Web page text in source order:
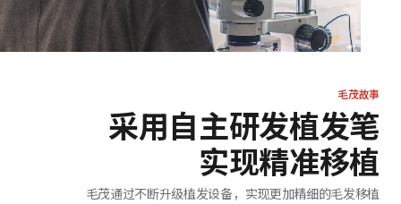
毛茂故事
采用自主研发植发笔
实现精准移植
毛茂通过不断升级植发设备，实现更加精细的毛发移植